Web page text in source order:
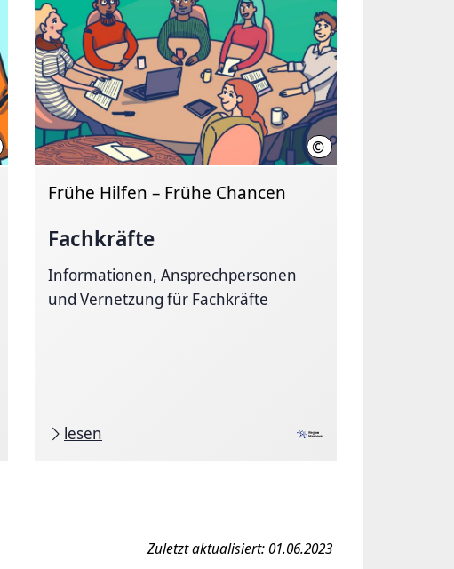
Region Hannover, Leonie Zimmer © Region Hannover, Leonie
Frühe Hilfen – Frühe Chancen
Fachkräfte
Informationen, Ansprechpersonen
und Vernetzung für Fachkräfte
lesen
Zuletzt aktualisiert: 01.06.2023